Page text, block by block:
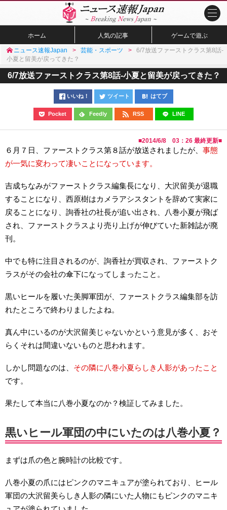
ホーム 人気の記事 ゲームで遊ぶ
ニュース速報Japan 芸能・スポーツ
6/7放送ファーストクラス第8話-
小夏と留美が戻ってきた？
6/7放送ファーストクラス第8話-小夏と留美が戻ってきた？
いいね！ ツイート はてブ
Pocket Feedly RSS LINE
■2014/6/8 03：26 最終更新■
６月７日、ファーストクラス第８話が放送されましたが、 事態
が一気に変わって凄いことになっています。
吉成ちなみがファーストクラス編集長になり、大沢留美が退職
することになり、西原樹はカメラアシスタントを辞めて実家に
戻ることになり、詢香社の社長が追い出され、八巻小夏が飛ば
され、ファーストクラスより売り上げが伸びていた新雑誌が廃
刊。
中でも特に注目されるのが、詢香社が買収され、ファーストク
ラスがその会社の傘下になってしまったこと。
黒いヒールを履いた美脚軍団が、ファーストクラス編集部を訪
れたところで終わりましたよね。
真ん中にいるのが大沢留美じゃないかという意見が多く、おそ
らくそれは間違いないものと思われます。
しかし問題なのは、 その隣に八巻小夏らしき人影があったこと
です。
果たして本当に八巻小夏なのか？検証してみました。
黒いヒール軍団の中にいたのは八巻小夏？
まずは爪の色と腕時計の比較です。
八巻小夏の爪にはピンクのマニキュアが塗られており、ヒール
軍団の大沢留美らしき人影の隣にいた人物にもピンクのマニキ